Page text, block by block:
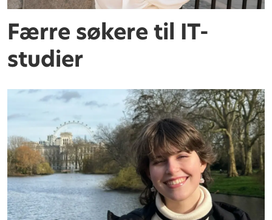
Færre søkere til IT-
studier